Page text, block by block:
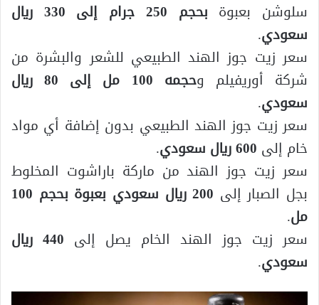
سلوشن بعبوة
بحجم 250 جرام إلى 330 ريال
سعودي.
سعر زيت جوز الهند الطبيعي للشعر والبشرة من
شركة أوريفيلم و
حجمه 100 مل إلى 80 ريال
سعودي.
سعر زيت جوز الهند الطبيعي بدون إضافة أي مواد
خام إلى
.
سعر زيت جوز الهند من ماركة باراشوت المخلوط
بجل الصبار إلى
200 ريال سعودي بعبوة بحجم 100
مل.
سعر زيت جوز الهند الخام يصل إلى
440 ريال
سعودي.